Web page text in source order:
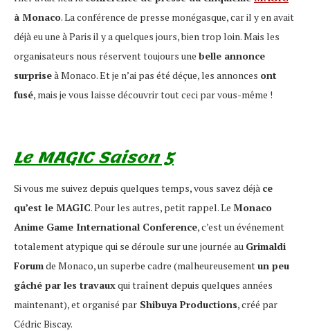
à Monaco. La conférence de presse monégasque, car il y en avait
déjà eu une à Paris il y a quelques jours, bien trop loin. Mais les
organisateurs nous réservent toujours une belle annonce
surpriseà Monaco. Et je n’ai pas été déçue, les annonces ont
fusé, mais je vous laisse découvrir tout ceci par vous-même !
Le MAGIC Saison 5
Si vous me suivez depuis quelques temps, vous savez déjà ce
qu’est le MAGIC. Pour les autres, petit rappel. Le Monaco
Anime Game International Conference, c’est un événement
totalement atypique qui se déroule sur une journée au Grimaldi
Forumde Monaco, un superbe cadre (malheureusementun peu
gâché par les travauxqui traînent depuis quelques années
maintenant), et organisé par Shibuya Productions, créé par
Cédric Biscay.